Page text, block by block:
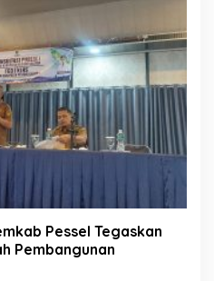
Pessel Tegaskan
Pembangunan